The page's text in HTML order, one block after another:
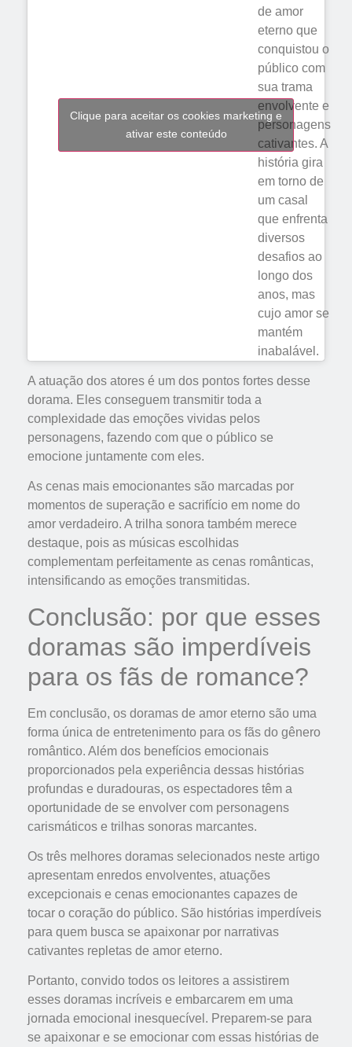
de amor
eterno que
conquistou o
público com
sua trama
envolvente e
personagens
cativantes. A
história gira
em torno de
um casal
que enfrenta
diversos
desafios ao
longo dos
anos, mas
cujo amor se
mantém
inabalável.
Clique para aceitar os cookies marketing e
ativar este conteúdo
A atuação dos atores é um dos pontos fortes desse
dorama. Eles conseguem transmitir toda a
complexidade das emoções vividas pelos
personagens, fazendo com que o público se
emocione juntamente com eles.
As cenas mais emocionantes são marcadas por
momentos de superação e sacrifício em nome do
amor verdadeiro. A trilha sonora também merece
destaque, pois as músicas escolhidas
complementam perfeitamente as cenas românticas,
intensificando as emoções transmitidas.
Conclusão: por que esses
doramas são imperdíveis
para os fãs de romance?
Em conclusão, os doramas de amor eterno são uma
forma única de entretenimento para os fãs do gênero
romântico. Além dos benefícios emocionais
proporcionados pela experiência dessas histórias
profundas e duradouras, os espectadores têm a
oportunidade de se envolver com personagens
carismáticos e trilhas sonoras marcantes.
Os três melhores doramas selecionados neste artigo
apresentam enredos envolventes, atuações
excepcionais e cenas emocionantes capazes de
tocar o coração do público. São histórias imperdíveis
para quem busca se apaixonar por narrativas
cativantes repletas de amor eterno.
Portanto, convido todos os leitores a assistirem
esses doramas incríveis e embarcarem em uma
jornada emocional inesquecível. Preparem-se para
se apaixonar e se emocionar com essas histórias de